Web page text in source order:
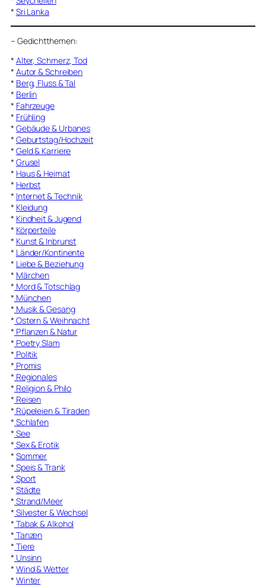
* Sri Lanka
– Gedichtthemen:
* Alter, Schmerz, Tod
* Autor & Schreiben
* Berg, Fluss & Tal
* Berlin
* Fahrzeuge
* Frühling
* Gebäude & Urbanes
* Geburtstag/Hochzeit
* Geld & Karriere
* Grusel
* Haus & Heimat
* Herbst
* Internet & Technik
* Kleidung
* Kindheit & Jugend
* Körperteile
* Kunst & Inbrunst
* Länder/Kontinente
* Liebe & Beziehung
* Märchen
* Mord & Totschlag
* München
* Musik & Gesang
* Ostern & Weihnacht
* Pflanzen & Natur
* Poetry Slam
* Politik
* Promis
* Regionales
* Religion & Philo
* Reisen
* Rüpeleien & Tiraden
* Schlafen
* See
* Sex & Erotik
* Sommer
* Speis & Trank
* Sport
* Städte
* Strand/Meer
* Silvester & Wechsel
* Tabak & Alkohol
* Tanzen
* Tiere
* Unsinn
* Wind & Wetter
* Winter